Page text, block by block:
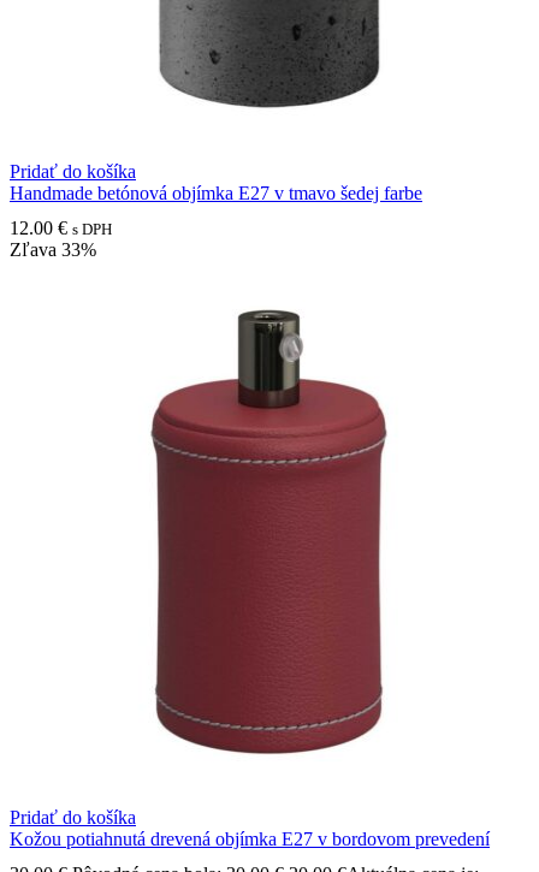
Pridať do košíka
Handmade betónová objímka E27 v tmavo šedej farbe
12.00 € s DPH
Zľava 33%
Pridať do košíka
Kožou potiahnutá drevená objímka E27 v bordovom prevedení